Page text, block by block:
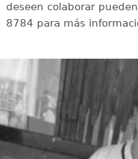
deseen colaborar
8784 para más